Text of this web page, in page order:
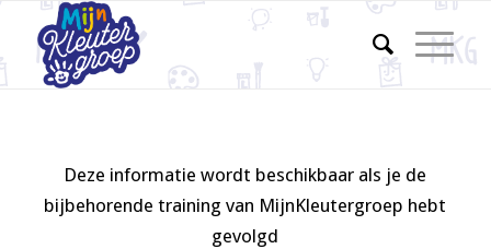
Deze informatie wordt beschikbaar als je de
bijbehorende training van MijnKleutergroep hebt
gevolgd